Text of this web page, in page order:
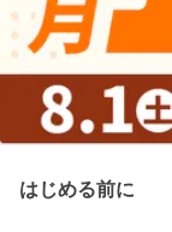
はじめる前に